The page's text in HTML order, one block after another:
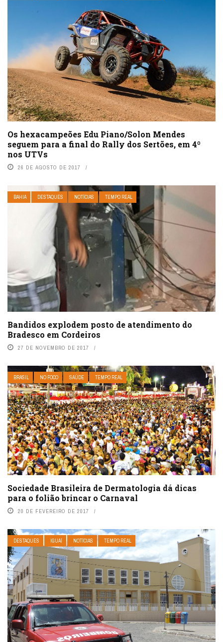
Os hexacampeões Edu Piano/Solon Mendes
seguem para a final do Rally dos Sertões, em 4º
nos UTVs
26 DE AGOSTO DE 2017
BAHIA DESTAQUES NOTÍCIAS TEMPO REAL
Bandidos explodem posto de atendimento do
Bradesco em Cordeiros
27 DE NOVEMBRO DE 2017
BRASIL NO FOCO SAÚDE TEMPO REAL
Sociedade Brasileira de Dermatologia dá dicas
para o folião brincar o Carnaval
20 DE FEVEREIRO DE 2017
DESTAQUES IGUAÍ NOTÍCIAS TEMPO REAL